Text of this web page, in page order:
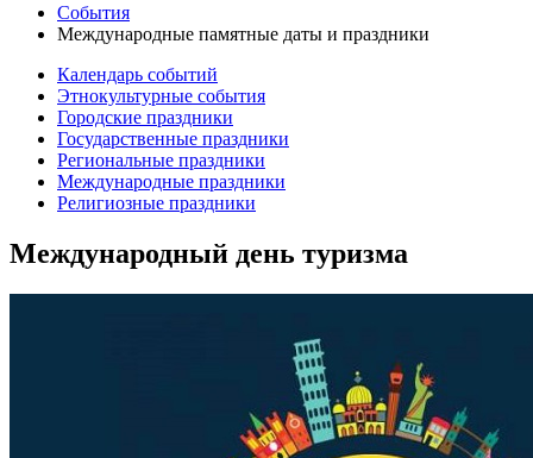
События
Международные памятные даты и праздники
Календарь событий
Этнокультурные события
Городские праздники
Государственные праздники
Региональные праздники
Международные праздники
Религиозные праздники
Международный день туризма